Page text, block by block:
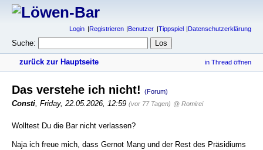
Login Registrieren Benutzer Tippspiel Datenschutzerklärung
Suche:
zurück zur Hauptseite in Thread öffnen
Das verstehe ich nicht! (Forum)
Consti, Friday, 22.05.2026, 12:59 (vor 77 Tagen) @ Romirei
Wolltest Du die Bar nicht verlassen?
Naja ich freue mich, dass Gernot Mang und der Rest des Präsidiums